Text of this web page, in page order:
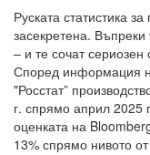
Руската статистика
засекретена. Въпреки
– и те сочат
Според информация
"Росстат”
г. спрямо април 2025
оценката на
13% спрямо нивото